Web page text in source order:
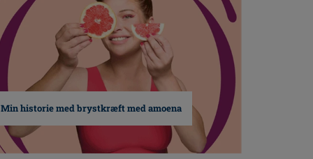
Min historie med brystkræft med amoena